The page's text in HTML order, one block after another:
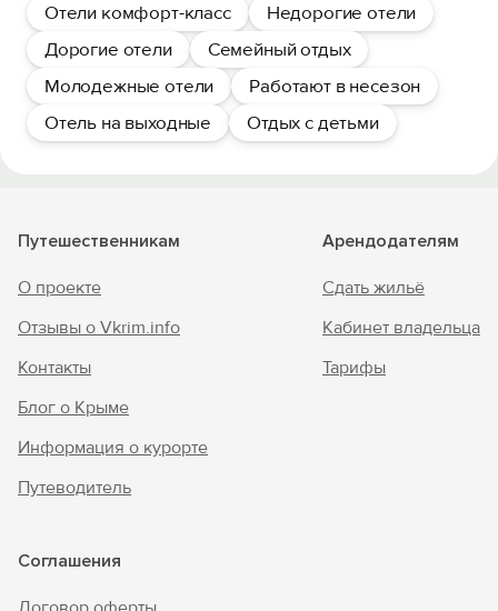
Отели комфорт-класс
Недорогие отели
Дорогие отели
Семейный отдых
Молодежные отели
Работают в несезон
Отель на выходные
Отдых с детьми
Путешественникам
О проекте
Отзывы о Vkrim.info
Контакты
Блог о Крыме
Информация о курорте
Путеводитель
Арендодателям
Сдать жильё
Кабинет владельца
Тарифы
Соглашения